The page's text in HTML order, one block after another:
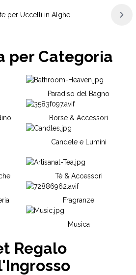
per Uccelli in Alghe
per Categoria
Paradiso del Bagno
Borse & Accessori
Candele e Lumini
Tè & Accessori
Fragranze
Musica
Regalo